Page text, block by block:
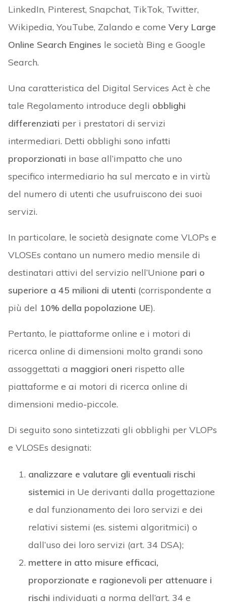
LinkedIn, Pinterest, Snapchat, TikTok, Twitter,
Wikipedia, YouTube, Zalando e come Very Large
Online Search Engines le società Bing e Google
Search.
Una caratteristica del Digital Services Act è che
tale Regolamento introduce degli obblighi
differenziati per i prestatori di servizi
intermediari. Detti obblighi sono infatti
proporzionati in base all’impatto che uno
specifico intermediario ha sul mercato e in virtù
del numero di utenti che usufruiscono dei suoi
servizi.
In particolare, le società designate come VLOPs e
VLOSEs contano un numero medio mensile di
destinatari attivi del servizio nell’Unione pari o
superiore a 45 milioni di utenti (corrispondente a
più del 10% della popolazione UE).
Pertanto, le piattaforme online e i motori di
ricerca online di dimensioni molto grandi sono
assoggettati a maggiori oneri rispetto alle
piattaforme e ai motori di ricerca online di
dimensioni medio-piccole.
Di seguito sono sintetizzati gli obblighi per VLOPs
e VLOSEs designati:
analizzare e valutare gli eventuali rischi
sistemici in Ue derivanti dalla progettazione
e dal funzionamento dei loro servizi e dei
relativi sistemi (es. sistemi algoritmici) o
dall’uso dei loro servizi (art. 34 DSA);
mettere in atto misure efficaci,
proporzionate e ragionevoli per attenuare i
rischi individuati a norma dell’art. 34 e